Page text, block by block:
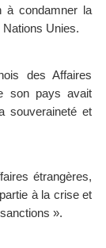
à condamner la
Unies.
des Affaires
son pays avait
souveraineté et
étrangères,
à la crise et
».